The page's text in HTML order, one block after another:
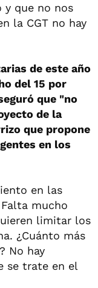
y que no nos
la CGT no hay
de este año
del 15 por
que "no
de la
que propone
en los
en las
mucho
limitar los
¿Cuánto más
No hay
se trate en el